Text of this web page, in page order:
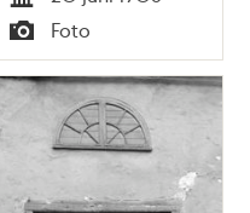
Tid
Typ
Foto